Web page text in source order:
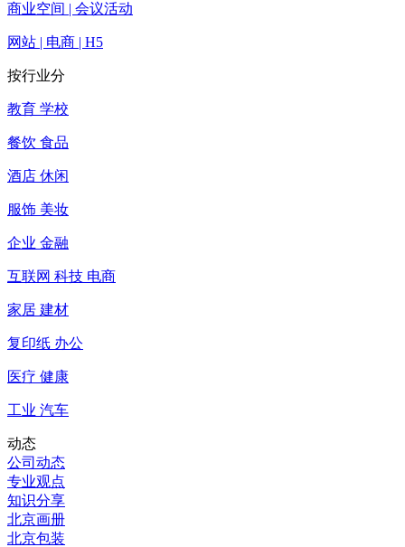
商业空间 | 会议活动
网站 | 电商 | H5
按行业分
教育 学校
餐饮 食品
酒店 休闲
服饰 美妆
企业 金融
互联网 科技 电商
家居 建材
复印纸 办公
医疗 健康
工业 汽车
动态
公司动态
专业观点
知识分享
北京画册
北京包装